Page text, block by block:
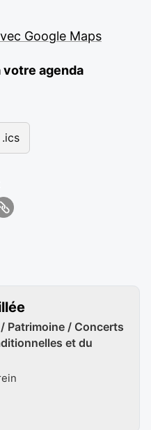
Google Maps
agenda
Patrimoine / Concerts
et du